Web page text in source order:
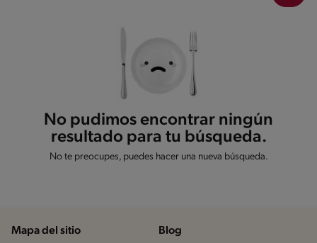
No pudimos encontrar ningún
resultado para tu búsqueda.
No te preocupes, puedes hacer una nueva búsqueda.
Mapa del sitio Blog